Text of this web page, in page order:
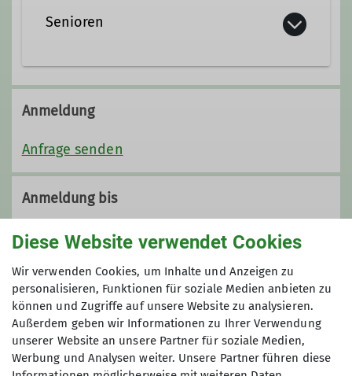
Senioren
Anmeldung
Anfrage senden
Anmeldung bis
09.02.2026
Maximale Teilnehmeranzahl
20
Diese Website verwendet Cookies
Wir verwenden Cookies, um Inhalte und Anzeigen zu
personalisieren, Funktionen für soziale Medien anbieten zu
können und Zugriffe auf unsere Website zu analysieren.
Außerdem geben wir Informationen zu Ihrer Verwendung
unserer Website an unsere Partner für soziale Medien,
Werbung und Analysen weiter. Unsere Partner führen diese